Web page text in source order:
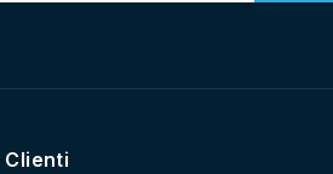
Clienti